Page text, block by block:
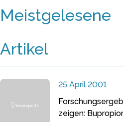
Meistgelesene
Artikel
25 April 2001
zeigen: